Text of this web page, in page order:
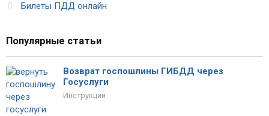
Билеты ПДД онлайн
Популярные статьи
Возврат госпошлины ГИБДД через
Госуслуги
Инструкции